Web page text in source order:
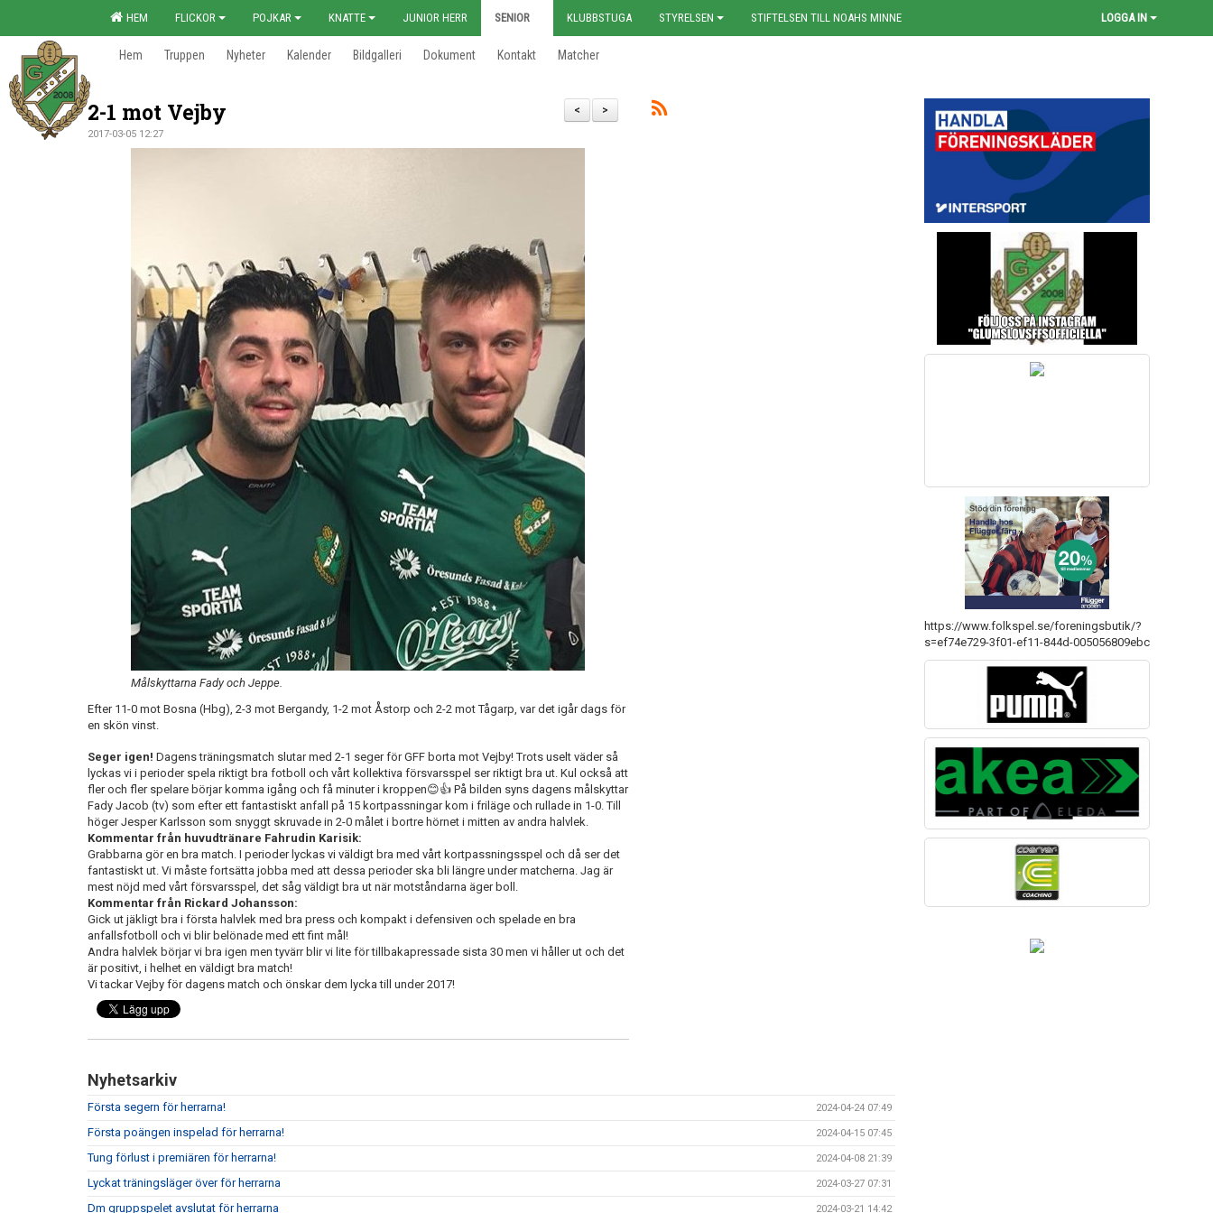
HEM FLICKOR POJKAR KNATTE JUNIOR HERR SENIOR KLUBBSTUGA STYRELSEN STIFTELSEN TILL NOAHS MINNE LOGGA IN
Hem Truppen Nyheter Kalender Bildgalleri Dokument Kontakt Matcher
>
<
2-1 mot Vejby
2017-03-05 12:27
Målskyttarna Fady och Jeppe.
Efter 11-0 mot Bosna (Hbg), 2-3 mot Bergandy, 1-2 mot Åstorp och 2-2 mot Tågarp, var det igår dags för
en skön vinst.
Seger igen! Dagens träningsmatch slutar med 2-1 seger för GFF borta mot Vejby! Trots uselt väder så
lyckas vi i perioder spela riktigt bra fotboll och vårt kollektiva försvarsspel ser riktigt bra ut. Kul också att
fler och fler spelare börjar komma igång och få minuter i kroppen😊👍 På bilden syns dagens målskyttar
Fady Jacob (tv) som efter ett fantastiskt anfall på 15 kortpassningar kom i friläge och rullade in 1-0. Till
höger Jesper Karlsson som snyggt skruvade in 2-0 målet i bortre hörnet i mitten av andra halvlek.
Kommentar från huvudtränare Fahrudin Karisik:
Grabbarna gör en bra match. I perioder lyckas vi väldigt bra med vårt kortpassningsspel och då ser det
fantastiskt ut. Vi måste fortsätta jobba med att dessa perioder ska bli längre under matcherna. Jag är
mest nöjd med vårt försvarsspel, det såg väldigt bra ut när motståndarna äger boll.
Kommentar från Rickard Johansson:
Gick ut jäkligt bra i första halvlek med bra press och kompakt i defensiven och spelade en bra
anfallsfotboll och vi blir belönade med ett fint mål!
Andra halvlek börjar vi bra igen men tyvärr blir vi lite för tillbakapressade sista 30 men vi håller ut och det
är positivt, i helhet en väldigt bra match!
Vi tackar Vejby för dagens match och önskar dem lycka till under 2017!
Nyhetsarkiv
Första segern för herrarna! 2024-04-24 07:49
Första poängen inspelad för herrarna! 2024-04-15 07:45
Tung förlust i premiären för herrarna! 2024-04-08 21:39
Lyckat träningsläger över för herrarna 2024-03-27 07:31
Dm gruppspelet avslutat för herrarna 2024-03-21 14:42
https://www.folkspel.se/foreningsbutik/?
s=ef74e729-3f01-ef11-844d-005056809ebc